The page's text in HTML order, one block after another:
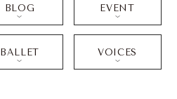
BLOG EVENT
BALLET VOICES